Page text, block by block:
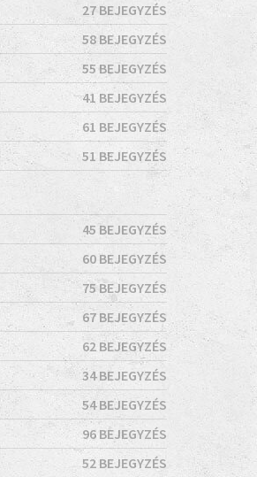
27 BEJEGYZÉS
58 BEJEGYZÉS
55 BEJEGYZÉS
41 BEJEGYZÉS
61 BEJEGYZÉS
51 BEJEGYZÉS
45 BEJEGYZÉS
60 BEJEGYZÉS
75 BEJEGYZÉS
67 BEJEGYZÉS
62 BEJEGYZÉS
34 BEJEGYZÉS
54 BEJEGYZÉS
96 BEJEGYZÉS
52 BEJEGYZÉS